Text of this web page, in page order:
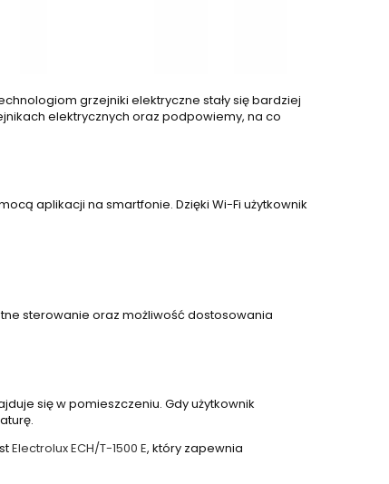
grzejniki elektryczne stały się bardziej
elektrycznych oraz podpowiemy, na co
aplikacji na smartfonie. Dzięki Wi-Fi użytkownik
sterowanie oraz możliwość dostosowania
się w pomieszczeniu. Gdy użytkownik
Electrolux ECH/T-1500 E, który zapewnia